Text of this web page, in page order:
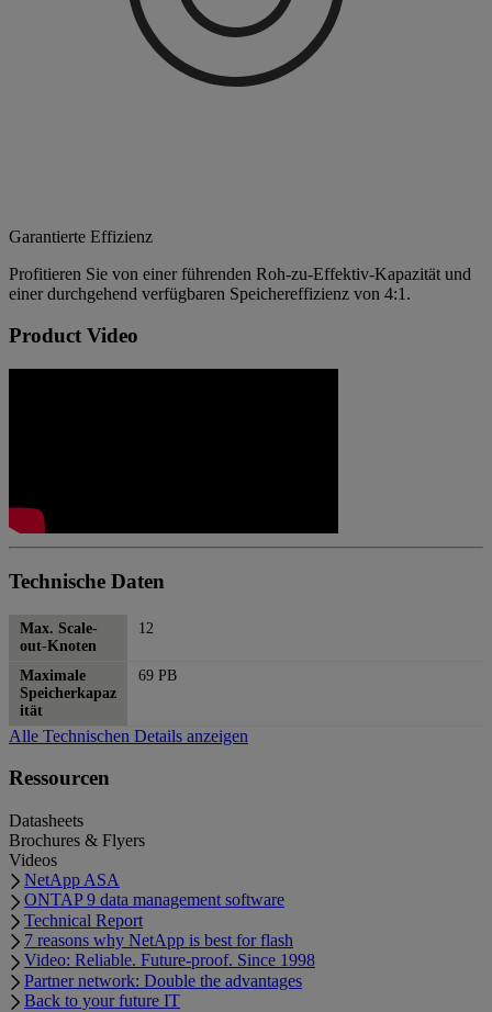
Garantierte Effizienz
Profitieren Sie von einer führenden Roh-zu-Effektiv-Kapazität und
einer durchgehend verfügbaren Speichereffizienz von 4:1.
Product Video
Technische Daten
Max. Scale-
out-Knoten
12
Maximale
Speicherkapaz
ität
69 PB
Alle Technischen Details anzeigen
Ressourcen
Datasheets
Brochures & Flyers
Videos
NetApp ASA
ONTAP 9 data management software
Technical Report
7 reasons why NetApp is best for flash
Video: Reliable. Future-proof. Since 1998
Partner network: Double the advantages
Back to your future IT